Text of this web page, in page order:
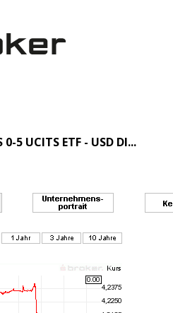
0-5 UCITS ETF - USD DI...